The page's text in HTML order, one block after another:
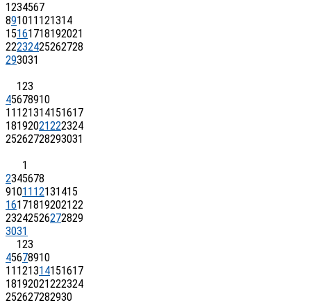
1234567
891011 121314
15161718192021
22232425262728
293031
123
45678910
11 121314151617
18192021222324
25262728293031
1
2345678
91011 12131415
16171819202122
23242526272829
3031
123
45678910
11 121314151617
18192021222324
252627282930